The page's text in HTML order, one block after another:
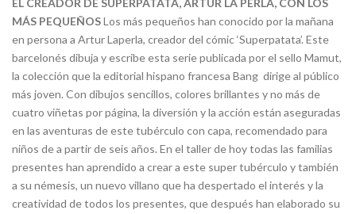
EL CREADOR DE SUPERPATATA, ARTUR LA PERLA, CON LOS
MÁS PEQUEÑOSLos más pequeños han conocido por la mañana
en persona a Artur Laperla, creador del cómic ‘Superpatata’. Este
barcelonés dibuja y escribe esta serie publicada por el sello Mamut,
la colección que la editorial hispano francesa Bang dirige al público
más joven. Con dibujos sencillos, colores brillantes y no más de
cuatro viñetas por página, la diversión y la acción están aseguradas
en las aventuras de este tubérculo con capa, recomendado para
niños de a partir de seis años. En el taller de hoy todas las familias
presentes han aprendido a crear a este super tubérculo y también
a su némesis, un nuevo villano que ha despertado el interés y la
creatividad de todos los presentes, que después han elaborado su